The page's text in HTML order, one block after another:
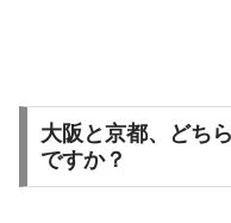
大阪と京都、どち
ですか？